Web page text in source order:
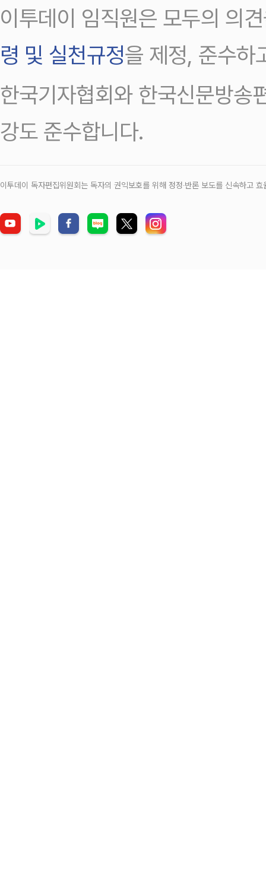
이투데이 임직원은 모두의 의
령 및 실천규정을 제정, 준수하
한국기자협회와 한국신문방송
강도 준수합니다.
이투데이 독자편집위원회는 독자의 권익보호를 위해 정정‧반론 보도를 신속하고